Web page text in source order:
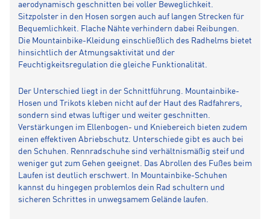
aerodynamisch geschnitten bei voller Beweglichkeit.
Sitzpolster in den Hosen sorgen auch auf langen Strecken für
Bequemlichkeit. Flache Nähte verhindern dabei Reibungen.
Die Mountainbike-Kleidung einschließlich des Radhelms bietet
hinsichtlich der Atmungsaktivität und der
Feuchtigkeitsregulation die gleiche Funktionalität.
Der Unterschied liegt in der Schnittführung. Mountainbike-
Hosen und Trikots kleben nicht auf der Haut des Radfahrers,
sondern sind etwas luftiger und weiter geschnitten.
Verstärkungen im Ellenbogen- und Kniebereich bieten zudem
einen effektiven Abriebschutz. Unterschiede gibt es auch bei
den Schuhen. Rennradschuhe sind verhältnismäßig steif und
weniger gut zum Gehen geeignet. Das Abrollen des Fußes beim
Laufen ist deutlich erschwert. In Mountainbike-Schuhen
kannst du hingegen problemlos dein Rad schultern und
sicheren Schrittes in unwegsamem Gelände laufen.